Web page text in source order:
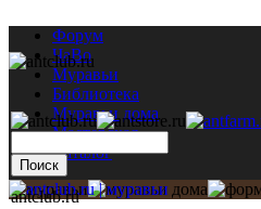
Форум
ЧаВо
Муравьи
Библиотека
Муравьи дома
Мастерская
Каталог
antclub.ru